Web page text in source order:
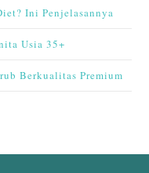
Ini Penjelasannya
Usia 35+
Berkualitas Premium